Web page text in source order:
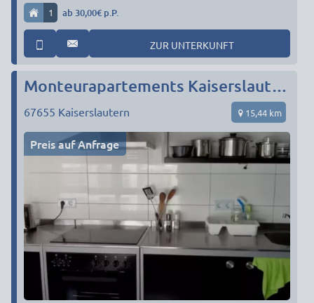
1 ab 30,00€ p.P.
ZUR UNTERKUNFT
Monteurapartements Kaiserslautern 1-14 Personen
67655 Kaiserslautern 15,44 km
Preis auf Anfrage